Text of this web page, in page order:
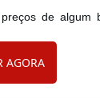
de algum
procurando por
a Art Metal
AGORA